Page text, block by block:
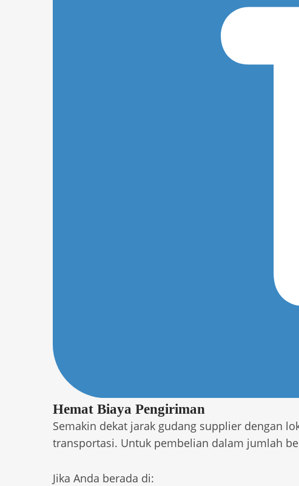
Hemat Biaya Pengiriman
Semakin dekat jarak gudang supplier dengan
transportasi. Untuk pembelian dalam jumlah
Jika Anda berada di: